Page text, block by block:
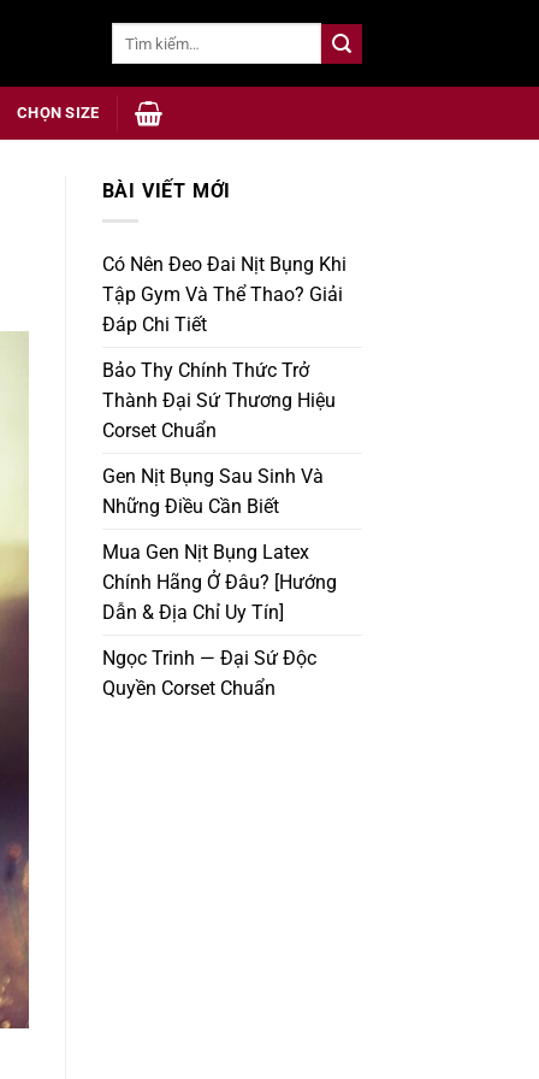
CHỌN SIZE
BÀI VIẾT MỚI
Có Nên Đeo Đai Nịt Bụng Khi
Tập Gym Và Thể Thao? Giải
Đáp Chi Tiết
Bảo Thy Chính Thức Trở
Thành Đại Sứ Thương Hiệu
Corset Chuẩn
Gen Nịt Bụng Sau Sinh Và
Những Điều Cần Biết
Mua Gen Nịt Bụng Latex
Chính Hãng Ở Đâu? [Hướng
Dẫn & Địa Chỉ Uy Tín]
Ngọc Trinh — Đại Sứ Độc
Quyền Corset Chuẩn